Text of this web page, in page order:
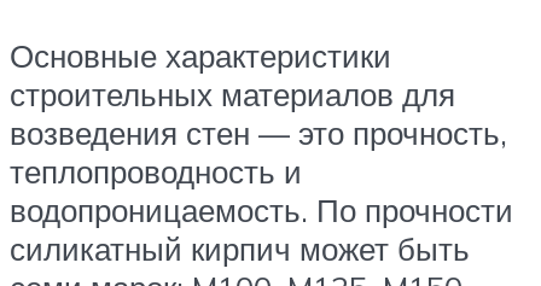
Основные характеристики
строительных материалов для
возведения стен — это прочность,
теплопроводность и
водопроницаемость. По прочности
силикатный кирпич может быть